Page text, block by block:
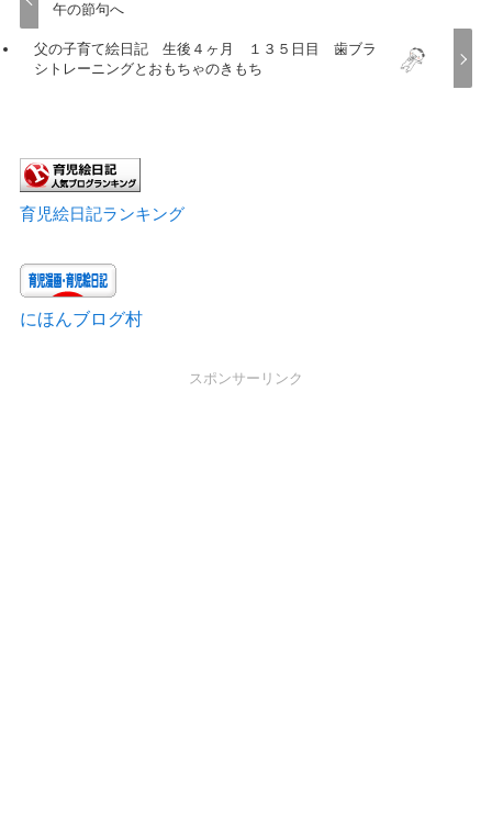
午の節句へ
父の子育て絵日記 生後４ヶ月 １３５日目 歯ブラ
シトレーニングとおもちゃのきもち
育児絵日記ランキング
にほんブログ村
スポンサーリンク